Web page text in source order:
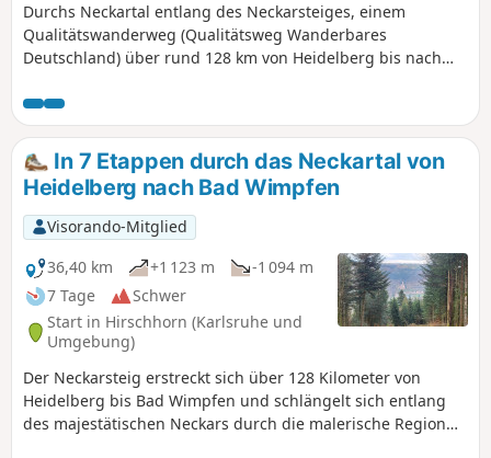
Durchs Neckartal entlang des Neckarsteiges, einem
Qualitätswanderweg (Qualitätsweg Wanderbares
Deutschland) über rund 128 km von Heidelberg bis nach
Mehrtages- oder Tagestour erwandern. Damit dieser
zusammengefasste Teilabschnitt von der Länge auch
wanderbar bleibt, haben wir ein paar Anpassungen am
Streckenverlauf vorgenommen.
In 7 Etappen durch das Neckartal von
Heidelberg nach Bad Wimpfen
Visorando-Mitglied
36,40 km
+1 123 m
-1 094 m
7 Tage
Schwer
Start in Hirschhorn (Karlsruhe und
Umgebung)
Der Neckarsteig erstreckt sich über 128 Kilometer von
Heidelberg bis Bad Wimpfen und schlängelt sich entlang
des majestätischen Neckars durch die malerische Region